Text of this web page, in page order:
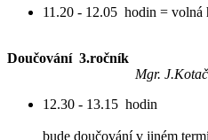
11.20 - 12.05
Mgr.
12.30 -
Pokud
bude doučování v jiném